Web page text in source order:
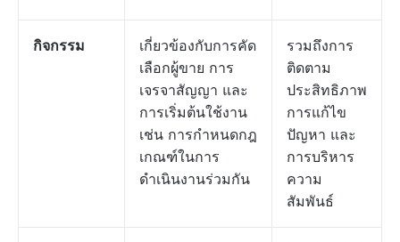
กิจกรรม
เกี่ยวข้องกับการคัด
เลือกผู้ขาย การ
เจรจาสัญญา และ
การเริ่มต้นใช้งาน
เช่น การกำหนดกฎ
เกณฑ์ในการ
ดำเนินงานร่วมกัน
รวมถึงการ
ติดตาม
ประสิทธิภาพ
การแก้ไข
ปัญหา และ
การบริหาร
ความ
สัมพันธ์